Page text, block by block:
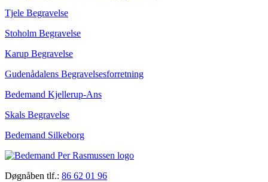
Tjele Begravelse
Stoholm Begravelse
Karup Begravelse
Gudenådalens Begravelsesforretning
Bedemand Kjellerup-Ans
Skals Begravelse
Bedemand Silkeborg
Døgnåben tlf.: 86 62 01 96